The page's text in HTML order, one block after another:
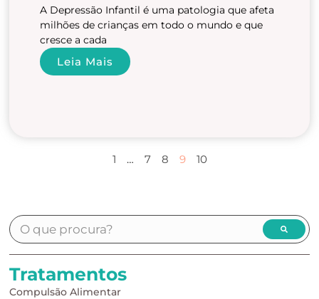
A Depressão Infantil é uma patologia que afeta
milhões de crianças em todo o mundo e que
cresce a cada
Leia Mais
1 … 7 8 9 10
Tratamentos
Compulsão Alimentar